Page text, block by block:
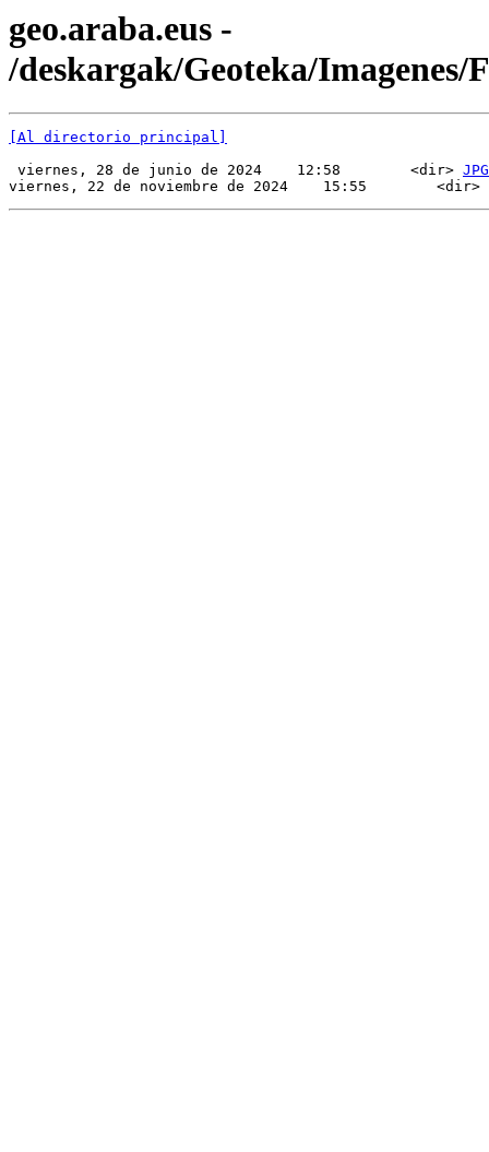
geo.araba.eus -
/deskargak/Geoteka/Imagenes/
[Al directorio principal]
viernes, 28 de junio de 2024    12:58        <dir> JPG
viernes, 22 de noviembre de 2024    15:55        <dir>